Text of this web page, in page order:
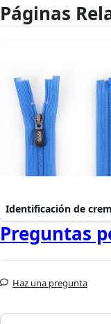
Páginas
Identificación de
Preguntas
Haz una pregunta